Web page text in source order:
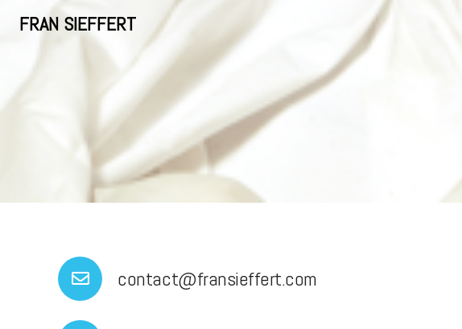
FRAN SIEFFERT
contact@fransieffert.com